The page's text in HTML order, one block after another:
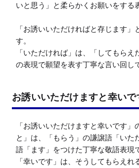
いと思う」と柔らかくお願いをする
「お誘いいただければと存じます
す。
「いただければ」は、「してもらえ
の表現で願望を表す丁寧な言い回し
お誘いいただけますと幸いで
「お誘いいただけますと幸いです」
と」は、「もらう」の謙譲語「いた
語「ます」をつけた丁寧な敬語表現
「幸いです」は、そうしてもらえれ